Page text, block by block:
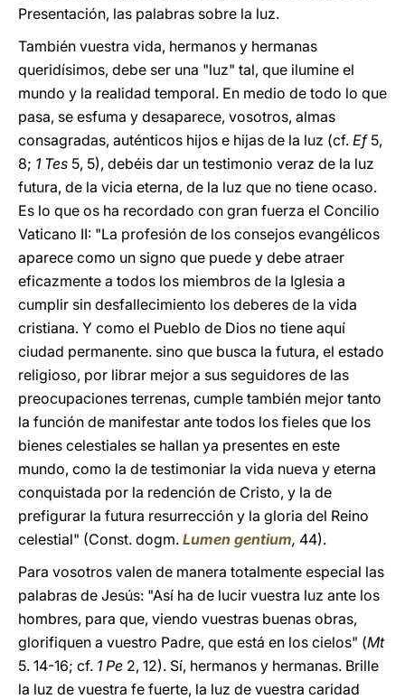
Presentación, las palabras sobre la luz.
También vuestra vida, hermanos y hermanas
queridísimos, debe ser una "luz" tal, que ilumine el
mundo y la realidad temporal. En medio de todo lo que
pasa, se esfuma y desaparece, vosotros, almas
consagradas, auténticos hijos e hijas de la luz (cf. Ef5,
8; 1 Tes 5, 5), debéis dar un testimonio veraz de la luz
futura, de la vicia eterna, de la luz que no tiene ocaso.
Es lo que os ha recordado con gran fuerza el Concilio
Vaticano II: "La profesión de los consejos evangélicos
aparece como un signo que puede y debe atraer
eficazmente a todos los miembros de la Iglesia a
cumplir sin desfallecimiento los deberes de la vida
cristiana. Y como el Pueblo de Dios no tiene aquí
ciudad permanente. sino que busca la futura, el estado
religioso, por librar mejor a sus seguidores de las
preocupaciones terrenas, cumple también mejor tanto
la función de manifestar ante todos los fieles que los
bienes celestiales se hallan ya presentes en este
mundo, como la de testimoniar la vida nueva y eterna
conquistada por la redención de Cristo, y la de
prefigurar la futura resurrección y la gloria del Reino
celestial" (Const. dogm. Lumen gentium, 44).
Para vosotros valen de manera totalmente especial las
palabras de Jesús: "Así ha de lucir vuestra luz ante los
hombres, para que, viendo vuestras buenas obras,
glorifiquen a vuestro Padre, que está en los cielos" (Mt
5. 14-16; cf. 1 Pe 2, 12). Sí, hermanos y hermanas. Brille
la luz de vuestra fe fuerte, la luz de vuestra caridad